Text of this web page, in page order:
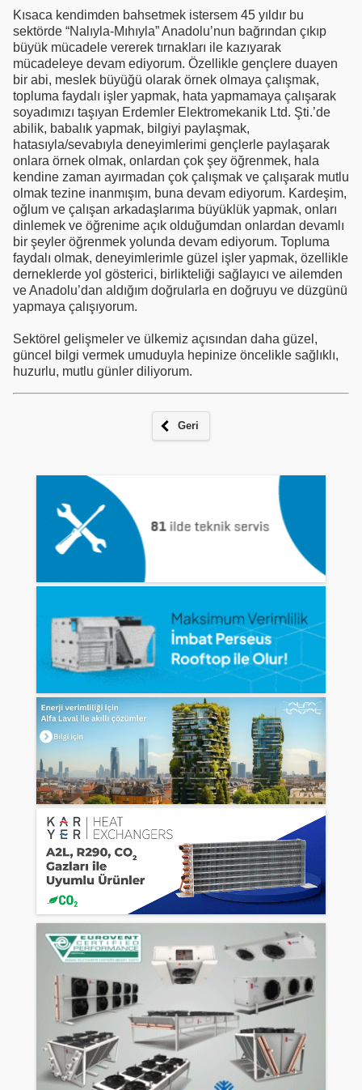
Kısaca kendimden bahsetmek istersem 45 yıldır bu
sektörde “Nalıyla-Mıhıyla” Anadolu’nun bağrından çıkıp
büyük mücadele vererek tırnakları ile kazıyarak
mücadeleye devam ediyorum. Özellikle gençlere duayen
bir abi, meslek büyüğü olarak örnek olmaya çalışmak,
topluma faydalı işler yapmak, hata yapmamaya çalışarak
soyadımızı taşıyan Erdemler Elektromekanik Ltd. Şti.’de
abilik, babalık yapmak, bilgiyi paylaşmak,
hatasıyla/sevabıyla deneyimlerimi gençlerle paylaşarak
onlara örnek olmak, onlardan çok şey öğrenmek, hala
kendine zaman ayırmadan çok çalışmak ve çalışarak mutlu
olmak tezine inanmışım, buna devam ediyorum. Kardeşim,
oğlum ve çalışan arkadaşlarıma büyüklük yapmak, onları
dinlemek ve öğrenime açık olduğumdan onlardan devamlı
bir şeyler öğrenmek yolunda devam ediyorum. Topluma
faydalı olmak, deneyimlerimle güzel işler yapmak, özellikle
derneklerde yol gösterici, birlikteliği sağlayıcı ve ailemden
ve Anadolu’dan aldığım doğrularla en doğruyu ve düzgünü
yapmaya çalışıyorum.
Sektörel gelişmeler ve ülkemiz açısından daha güzel,
güncel bilgi vermek umuduyla hepinize öncelikle sağlıklı,
huzurlu, mutlu günler diliyorum.
Geri